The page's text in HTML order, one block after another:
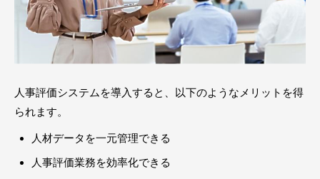
人事評価システムを導入すると、以下のようなメリットを得
られます。
人材データを一元管理できる
人事評価業務を効率化できる